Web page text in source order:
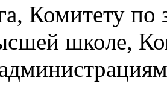
Комитету
школе,